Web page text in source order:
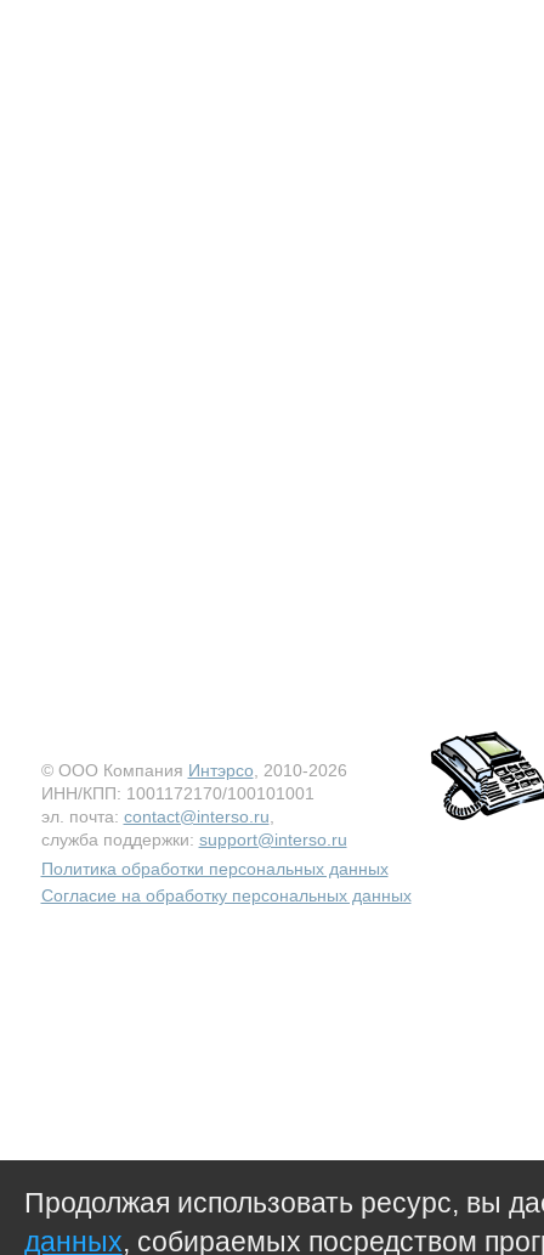
© ООО Компания Интэрсо , 2010-2026
ИНН/КПП: 1001172170/100101001
эл. почта: contact@interso.ru
служба поддержки: support@interso.ru
Политика обработки персональных данных
Согласие на обработку персональных данных
Продолжая использовать ресурс, вы
данных, собираемых посредством